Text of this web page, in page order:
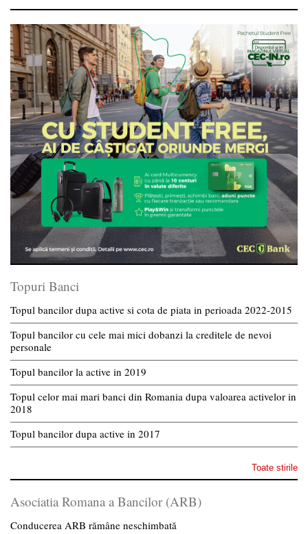
Topuri Banci
Topul bancilor dupa active si cota de piata in perioada 2022-2015
Topul bancilor cu cele mai mici dobanzi la creditele de nevoi
personale
Topul bancilor la active in 2019
Topul celor mai mari banci din Romania dupa valoarea activelor in
2018
Topul bancilor dupa active in 2017
Toate stirile
Asociatia Romana a Bancilor (ARB)
Conducerea ARB rămâne neschimbată